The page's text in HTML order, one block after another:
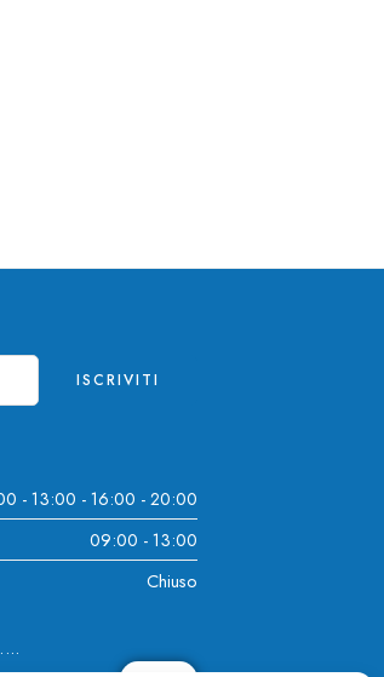
- 13:00 - 16:00 - 20:00
09:00 - 13:00
Chiuso